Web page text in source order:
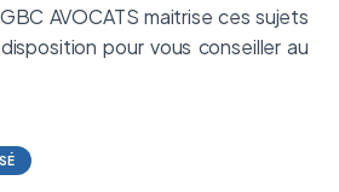
AVOCATS maitrise ces sujets
pour vous conseiller au